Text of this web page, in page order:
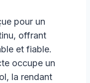
pour un
offrant
et fiable.
occupe un
la rendant